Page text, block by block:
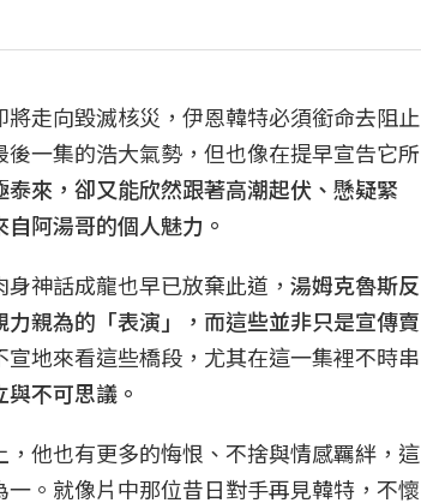
走向毀滅核災，伊恩韓特必須銜命去阻止
一集的浩大氣勢，但也像在提早宣告它所
來，卻又能欣然跟著高潮起伏、懸疑緊
阿湯哥的個人魅力。
神話成龍也早已放棄此道， 湯姆克魯斯反
親為的「表演」，而這些並非只是宣傳賣
宣地來看這些橋段，尤其在這一集裡不時串
不可思議。
他也有更多的悔恨、不捨與情感羈絆，這
。就像片中那位昔日對手再見韓特，不懷